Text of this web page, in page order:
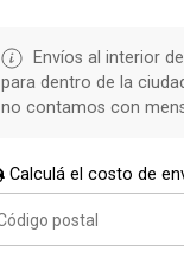
Envíos al interior
para dentro de la
no contamos con
Calculá el costo de